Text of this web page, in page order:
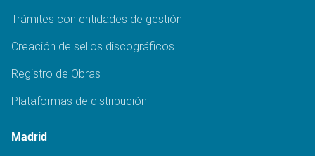
Trámites con entidades de gestión
Creación de sellos discográficos
Registro de Obras
Plataformas de distribución
Madrid